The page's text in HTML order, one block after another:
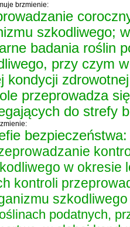
brzmienie:
szkodliwego;
badania roślin
przy czym
kondycji
przeprowadza
do strefy
bezpieczeństwa:
w okresie
kontroli
podatnych,